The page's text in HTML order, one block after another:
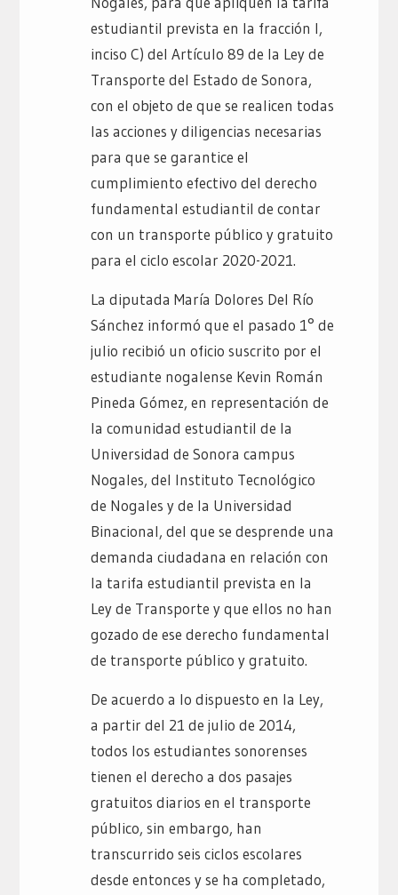
estudiantil prevista en la fracción I,
inciso C) del Artículo 89 de la Ley de
Transporte del Estado de Sonora,
con el objeto de que se realicen todas
las acciones y diligencias necesarias
para que se garantice el
cumplimiento efectivo del derecho
fundamental estudiantil de contar
con un transporte público y gratuito
para el ciclo escolar 2020-2021.
La diputada María Dolores Del Río
Sánchez informó que el pasado 1° de
julio recibió un oficio suscrito por el
estudiante nogalense Kevin Román
Pineda Gómez, en representación de
la comunidad estudiantil de la
Universidad de Sonora campus
Nogales, del Instituto Tecnológico
de Nogales y de la Universidad
Binacional, del que se desprende una
demanda ciudadana en relación con
la tarifa estudiantil prevista en la
Ley de Transporte y que ellos no han
gozado de ese derecho fundamental
de transporte público y gratuito.
De acuerdo a lo dispuesto en la Ley,
a partir del 21 de julio de 2014,
todos los estudiantes sonorenses
tienen el derecho a dos pasajes
gratuitos diarios en el transporte
público, sin embargo, han
transcurrido seis ciclos escolares
desde entonces y se ha completado,